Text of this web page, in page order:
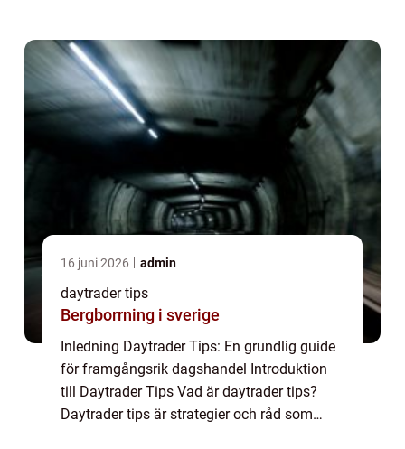
aktiemarknaden...
16 juni 2026 admin
daytrader tips
Bergborrning i sverige
Inledning Daytrader Tips: En grundlig guide
för framgångsrik dagshandel Introduktion
till Daytrader Tips Vad är daytrader tips?
Daytrader tips är strategier och råd som